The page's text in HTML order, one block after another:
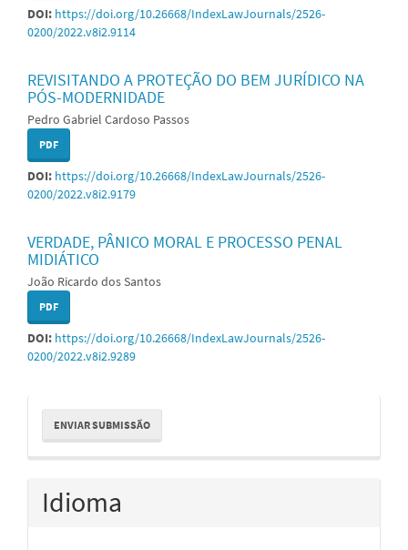
DOI: https://doi.org/10.26668/IndexLawJournals/2526-
0200/2022.v8i2.9114
REVISITANDO A PROTEÇÃO DO BEM JURÍDICO NA
PÓS-MODERNIDADE
Pedro Gabriel Cardoso Passos
PDF
DOI: https://doi.org/10.26668/IndexLawJournals/2526-
0200/2022.v8i2.9179
VERDADE, PÂNICO MORAL E PROCESSO PENAL
MIDIÁTICO
João Ricardo dos Santos
PDF
DOI: https://doi.org/10.26668/IndexLawJournals/2526-
0200/2022.v8i2.9289
Enviar
Submissão
ENVIAR SUBMISSÃO
Idioma